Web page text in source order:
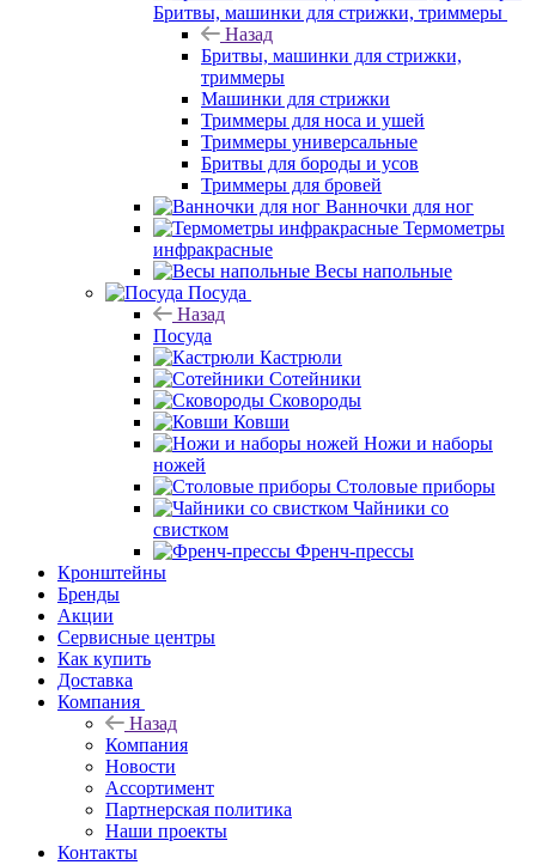
Бритвы, машинки для стрижки, триммеры
Назад
Бритвы, машинки для стрижки,
триммеры
Машинки для стрижки
Триммеры для носа и ушей
Триммеры универсальные
Бритвы для бороды и усов
Триммеры для бровей
Ванночки для ног
Термометры
инфракрасные
Весы напольные
Посуда
Назад
Посуда
Кастрюли
Сотейники
Сковороды
Ковши
Ножи и наборы
ножей
Столовые приборы
Чайники со
свистком
Френч-прессы
Кронштейны
Бренды
Акции
Сервисные центры
Как купить
Доставка
Компания
Назад
Компания
Новости
Ассортимент
Партнерская политика
Наши проекты
Контакты